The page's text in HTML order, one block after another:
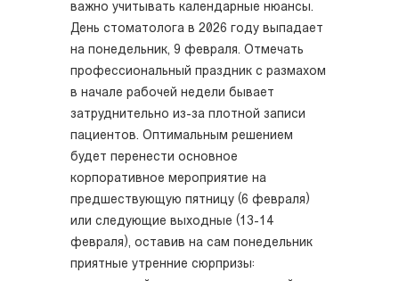
важно учитывать календарные нюансы.
День стоматолога в 2026 году выпадает
на понедельник, 9 февраля. Отмечать
профессиональный праздник с размахом
в начале рабочей недели бывает
затруднительно из-за плотной записи
пациентов. Оптимальным решением
будет перенести основное
корпоративное мероприятие на
предшествующую пятницу (6 февраля)
или следующие выходные (13-14
февраля), оставив на сам понедельник
приятные утренние сюрпризы: